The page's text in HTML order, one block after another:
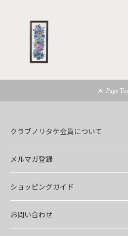
Page
クラブノリタケ会員について
メルマガ登録
ショッピングガイド
お問い合わせ